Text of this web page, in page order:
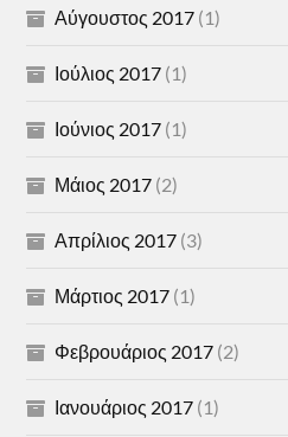
Αύγουστος 2017 (1)
Ιούλιος 2017 (1)
Ιούνιος 2017 (1)
Μάιος 2017 (2)
Απρίλιος 2017 (3)
Μάρτιος 2017 (1)
Φεβρουάριος 2017 (2)
Ιανουάριος 2017 (1)